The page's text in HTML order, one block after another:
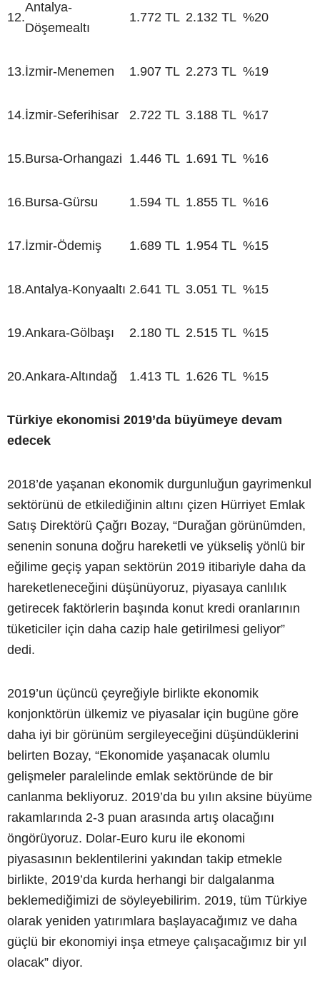
12.
Antalya-
Döşemealtı
1.772 TL 2.132 TL %20
13.İzmir-Menemen 1.907 TL 2.273 TL %19
14.İzmir-Seferihisar 2.722 TL 3.188 TL %17
15.Bursa-Orhangazi 1.446 TL 1.691 TL %16
16.Bursa-Gürsu 1.594 TL 1.855 TL %16
17.İzmir-Ödemiş 1.689 TL 1.954 TL %15
18.Antalya-Konyaaltı 2.641 TL 3.051 TL %15
19.Ankara-Gölbaşı 2.180 TL 2.515 TL %15
20.Ankara-Altındağ 1.413 TL 1.626 TL %15
Türkiye ekonomisi 2019’da büyümeye devam
edecek
2018’de yaşanan ekonomik durgunluğun gayrimenkul
sektörünü de etkilediğinin altını çizen Hürriyet Emlak
Satış Direktörü Çağrı Bozay, “Durağan görünümden,
senenin sonuna doğru hareketli ve yükseliş yönlü bir
eğilime geçiş yapan sektörün 2019 itibariyle daha da
hareketleneceğini düşünüyoruz, piyasaya canlılık
getirecek faktörlerin başında konut kredi oranlarının
tüketiciler için daha cazip hale getirilmesi geliyor”
dedi.
2019’un üçüncü çeyreğiyle birlikte ekonomik
konjonktörün ülkemiz ve piyasalar için bugüne göre
daha iyi bir görünüm sergileyeceğini düşündüklerini
belirten Bozay, “Ekonomide yaşanacak olumlu
gelişmeler paralelinde emlak sektöründe de bir
canlanma bekliyoruz. 2019’da bu yılın aksine büyüme
rakamlarında 2-3 puan arasında artış olacağını
öngörüyoruz. Dolar-Euro kuru ile ekonomi
piyasasının beklentilerini yakından takip etmekle
birlikte, 2019’da kurda herhangi bir dalgalanma
beklemediğimizi de söyleyebilirim. 2019, tüm Türkiye
olarak yeniden yatırımlara başlayacağımız ve daha
güçlü bir ekonomiyi inşa etmeye çalışacağımız bir yıl
olacak” diyor.